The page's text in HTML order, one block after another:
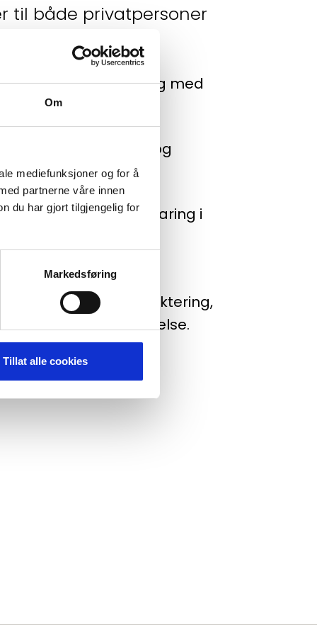
Om
mediefunksjoner og for å
partnerne våre innen
du har gjort tilgjengelig for
Markedsføring
Tillat alle cookies
til både privatpersoner
jobber vi kontinuerlig med
for rehabilitering og
har mange års erfaring i
og mest
på stedet til prosjektering,
søknader og utførelse.